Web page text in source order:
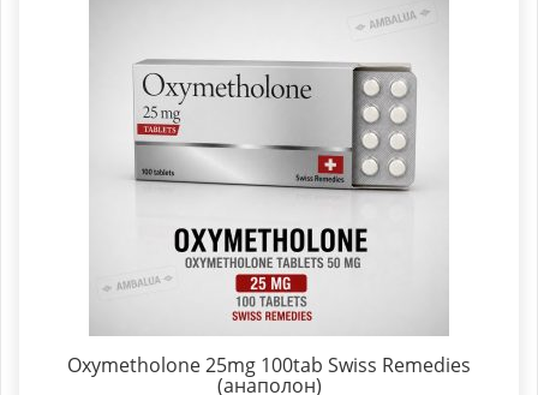
Oxymetholone 25mg 100tab Swiss Remedies
(анаполон)